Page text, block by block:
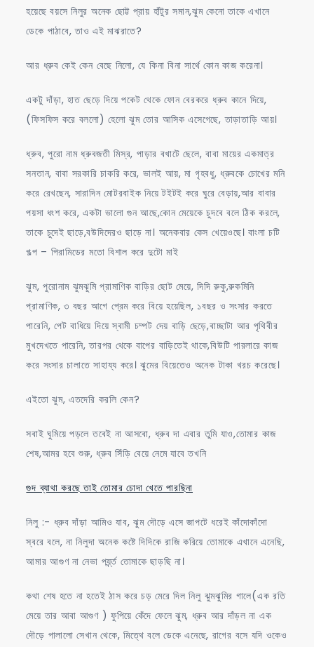
হয়েছে বয়সে নিলুর অনেক ছোট্ট প্রায় হাঁটুর সমান,ঝুম কেনো তাকে এখানে
ডেকে পাঠাবে, তাও এই মাঝরাতে?
আর ধ্রুব কেই কেন বেছে নিলো, যে কিনা বিনা সার্থে কোন কাজ করেনা।
একটু দাঁড়া, হাত ছেড়ে দিয়ে পকেট থেকে ফোন বেরকরে ধ্রুব কানে দিয়ে,
(ফিসফিস করে বললো) হেলো ঝুম তোর আসিক এসেগেছে, তাড়াতাড়ি আয়।
ধ্রুব, পুরো নাম ধ্রুবজতী মিস্র, পাড়ার বখাটে ছেলে, বাবা মায়ের একমাত্র
সনতান, বাবা সরকারি চাকরি করে, ভালই আয়, মা গৃহবধু, ধ্রুবকে চোখের মনি
করে রেখছেন, সারাদিন মোটরবাইক নিয়ে টইটই করে ঘুরে বেড়ায়,আর বাবার
পয়সা ধংশ করে, একটা ভালো গুন আছে,কোন মেয়েকে চুদবে বলে ঠিক করলে,
তাকে চুদেই ছাড়ে,বউদিদেরও ছাড়ে না। অনেকবার কেস খেয়েওছে। বাংলা চটি
গল্প – পিরামিডের মতো বিশাল করে দুটো মাই
ঝুম, পুরোনাম ঝুমঝুমি প্রামাণিক বাড়ির ছোট মেয়ে, দিদি রুকু,রুকমিনি
প্রামাণিক, ৩ বছর আগে প্রেম করে বিয়ে হয়েছিল, ১বছর ও সংসার করতে
পারেনি, পেট বাধিয়ে দিয়ে স্বামী চম্পট দেয় বাড়ি ছেড়ে,বাচ্ছাটা আর পৃথিবীর
মুখদেখতে পারেনি, তারপর থেকে বাপের বাড়িতেই থাকে,বিউটি পারলারে কাজ
করে সংসার চালাতে সাহায্য করে। ঝুমের বিয়েতেও অনেক টাকা খরচ করেছে।
এইতো ঝুম, এতদেরি করলি কেন?
সবাই ঘুমিয়ে পড়লে তবেই না আসবো, ধ্রুব দা এবার তুমি যাও,তোমার কাজ
শেষ,আমর হবে শুরু, ধ্রুব সিঁড়ি বেয়ে নেমে যাবে তখনি
গুদ ব্যাথা করছে তাই তোমার চোদা খেতে পারছিনা
নিলু :- ধ্রুব দাঁড়া আমিও যাব, ঝুম দৌড়ে এসে জাপটে ধরেই কাঁদোকাঁদো
স্বরে বলে, না নিলুদা অনেক কষ্টে দিদিকে রাজি করিয়ে তোমাকে এখানে এনেছি,
আমার আগুণ না নেভা পর্য্ন্ত তোমাকে ছাড়ছি না।
কথা শেষ হতে না হতেই ঠাস করে চড় মেরে দিল নিলু ঝুমঝুমির গালে(এক রতি
মেয়ে তার আবা আগুণ ) ফুপিয়ে কেঁদে ফেলে ঝুম, ধ্রুব আর দাঁড়ল না এক
দৌড়ে পালালো সেখান থেকে, মিত্থে বলে ডেকে এনেছে, রাগের বসে যদি ওকেও